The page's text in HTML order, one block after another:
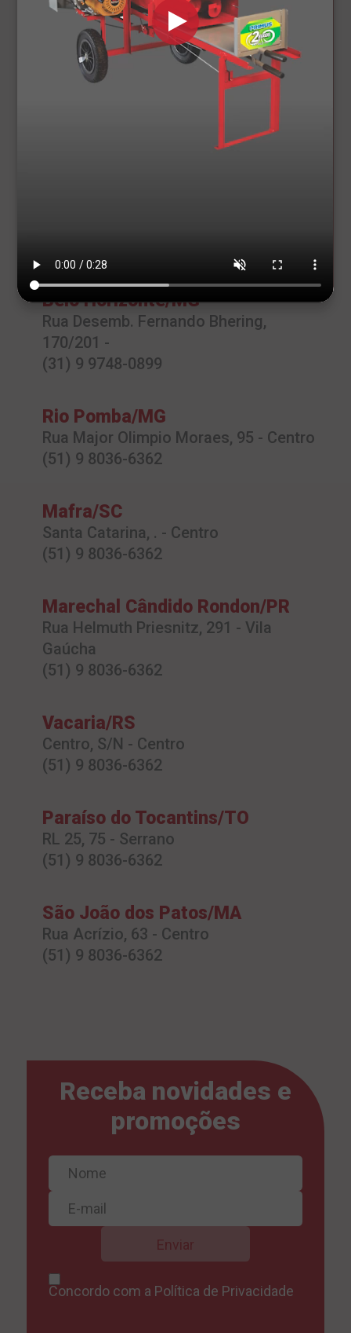
Itumbiara/GO
Bandeirante, 965 - Rodoviario
(64) 9 9228-4747
Belo Horizonte/MG
Rua Desemb. Fernando Bhering,
170/201 -
(31) 9 9748-0899
Rio Pomba/MG
Rua Major Olimpio Moraes, 95 - Centro
(51) 9 8036-6362
Mafra/SC
Santa Catarina, . - Centro
(51) 9 8036-6362
Marechal Cândido Rondon/PR
Rua Helmuth Priesnitz, 291 - Vila
Gaúcha
(51) 9 8036-6362
Vacaria/RS
Centro, S/N - Centro
(51) 9 8036-6362
Paraíso do Tocantins/TO
RL 25, 75 - Serrano
(51) 9 8036-6362
São João dos Patos/MA
Rua Acrízio, 63 - Centro
(51) 9 8036-6362
Receba novidades e
promoções
Concordo com a Política de Privacidade